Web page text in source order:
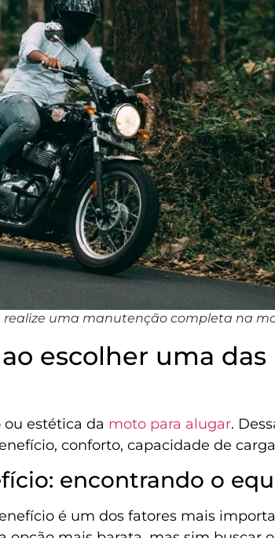
realize uma manutenção completa na
escolher uma
estética da moto para alugar.
conforto, capacidade de
encontrando o
é um dos fatores mais